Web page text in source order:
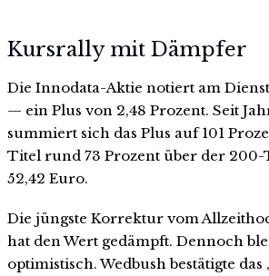
Kursrally mit Dämpfer
Die Innodata-Aktie notiert am
— ein Plus von 2,48 Prozent. Seit
summiert sich das Plus auf 101
Titel rund 73 Prozent über der 200-
52,42 Euro.
Die jüngste Korrektur vom
hat den Wert gedämpft. Dennoch
optimistisch. Wedbush bestätigte